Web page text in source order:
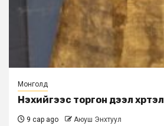
Монголд
Нэхийгээс торгон дээл хүртэл
9 сар ago Аюуш Энхтуул